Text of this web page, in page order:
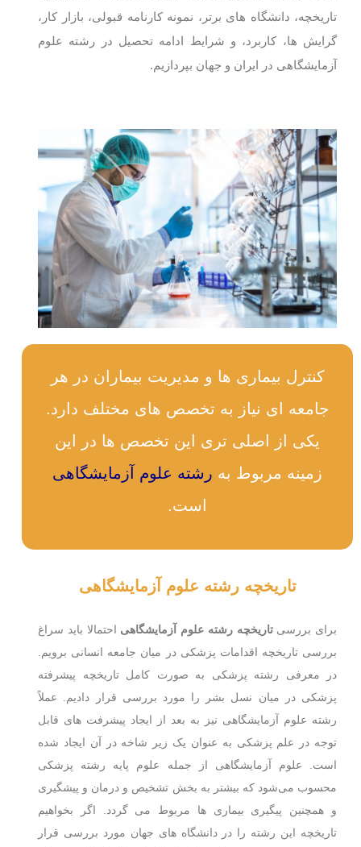
تاریخچه، دانشگاه ‌های برتر، نمونه کارنامه قبولی، بازار کار،
گرایش ها، کاربرد، و شرایط ادامه تحصیل در رشته علوم
آزمایشگاهی در ایران و جهان بپردازیم.
کنترل بیماری ها و مدیریت بیماران در هر
جامعه ای نیاز به تخصص های مختلف دارد.
یکی از اصلی تری این تخصص ها در این
زمینه مربوط به رشته علوم آزمایشگاهی
است.
تاریخچه رشته علوم آزمایشگاهی
برای بررسیتاریخچه رشته علوم آزمایشگاهی احتمالا باید سراغ
بررسی تاریخچه اقدامات پزشکی در میان جامعه انسانی برویم.
در معرفی رشته پزشکی به صورت کامل تاریخچه پیشرفته
پزشکی در میان نسل بشر را مورد بررسی قرار دادیم. عملاً
رشته علوم آزمایشگاهی نیز به بعد از ایجاد پیشرفت های قابل
توجه در علم پزشکی به عنوان یک زیر شاخه در آن ایجاد شده
است. علوم آزمایشگاهی از جمله علوم پایه رشته پزشکی
محسوب می‌شود که بیشتر به بخش تشخیص و درمان و پیشگیری
و همچنین پیگیری بیماری ها مربوط می گردد. اگر بخواهیم
تاریخچه این رشته را در دانشگاه های جهان مورد بررسی قرار